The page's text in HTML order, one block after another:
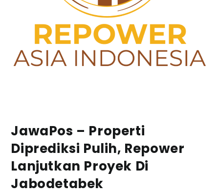
JawaPos – Properti
Diprediksi Pulih, Repower
Lanjutkan Proyek Di
Jabodetabek